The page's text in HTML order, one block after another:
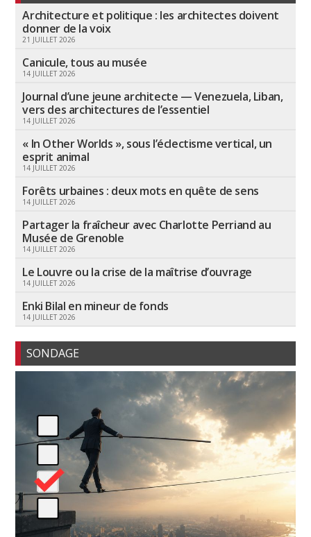
Architecture et politique : les architectes doivent
donner de la voix
21 JUILLET 2026
Canicule, tous au musée
14 JUILLET 2026
Journal d’une jeune architecte — Venezuela, Liban,
vers des architectures de l’essentiel
14 JUILLET 2026
« In Other Worlds », sous l’éclectisme vertical, un
esprit animal
14 JUILLET 2026
Forêts urbaines : deux mots en quête de sens
14 JUILLET 2026
Partager la fraîcheur avec Charlotte Perriand au
Musée de Grenoble
14 JUILLET 2026
Le Louvre ou la crise de la maîtrise d’ouvrage
14 JUILLET 2026
Enki Bilal en mineur de fonds
14 JUILLET 2026
SONDAGE